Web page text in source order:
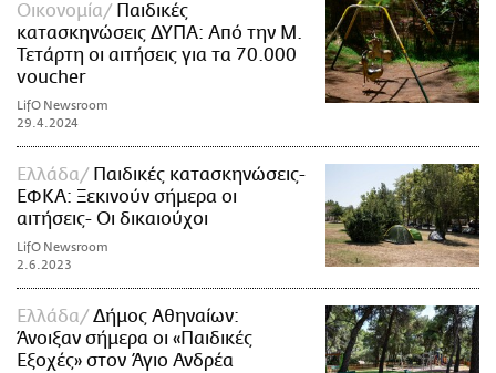
Οικονομία
Παιδικές
κατασκηνώσεις ΔΥΠΑ: Από την Μ.
Τετάρτη οι αιτήσεις για τα 70.000
voucher
LifO Newsroom
29.4.2024
Ελλάδα
Παιδικές κατασκηνώσεις-
ΕΦΚΑ: Ξεκινούν σήμερα οι
αιτήσεις- Οι δικαιούχοι
LifO Newsroom
2.6.2023
Ελλάδα
Δήμος Αθηναίων:
Άνοιξαν σήμερα οι «Παιδικές
Εξοχές» στον Άγιο Ανδρέα